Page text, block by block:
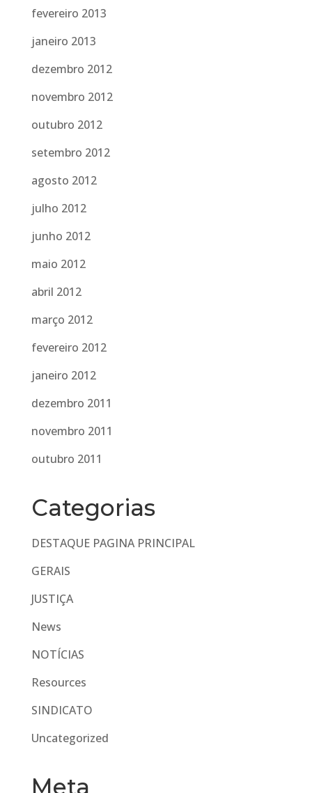
fevereiro 2013
janeiro 2013
dezembro 2012
novembro 2012
outubro 2012
setembro 2012
agosto 2012
julho 2012
junho 2012
maio 2012
abril 2012
março 2012
fevereiro 2012
janeiro 2012
dezembro 2011
novembro 2011
outubro 2011
Categorias
DESTAQUE PAGINA PRINCIPAL
GERAIS
JUSTIÇA
News
NOTÍCIAS
Resources
SINDICATO
Uncategorized
Meta